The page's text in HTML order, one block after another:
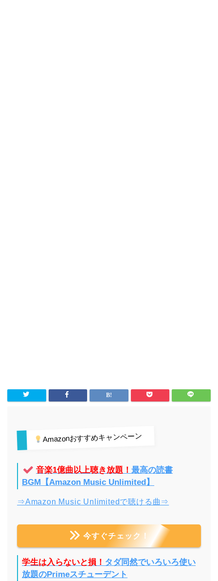
Amazonおすすめキャンペーン
音楽1億曲以上聴き放題！ 最高の読書
BGM【Amazon Music Unlimited】
⇒Amazon Music Unlimitedで聴ける曲⇒
今すぐチェック！
学生は入らないと損！ タダ同然でいろいろ使い
放題のPrimeスチューデント